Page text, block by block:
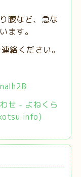
腰など、急な
ます。
絡ください。
せ - よねくら